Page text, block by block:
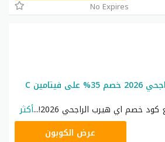
No Expires
كود خصم اي هيرب الراجحي 2026 خصم 35% على فيتامين C
خصم اي هيرب الراجحي 2026!
...أكثر
OBP3235عرض الكوبون